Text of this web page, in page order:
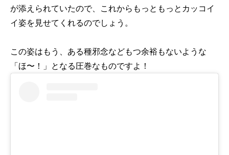
が添えられていたので、これからもっともっとカッコイ
イ姿を見せてくれるのでしょう。
この姿はもう、ある種邪念などもつ余裕もないような
「ほ〜！」となる圧巻なものですよ！